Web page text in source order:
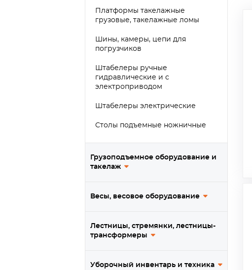
Платформы такелажные
грузовые, такелажные ломы
Шины, камеры, цепи для
погрузчиков
Штабелеры ручные
гидравлические и с
электроприводом
Штабелеры электрические
Столы подъемные ножничные
Грузоподъемное оборудование и
такелаж
Весы, весовое оборудование
Лестницы, стремянки, лестницы-
трансформеры
Уборочный инвентарь и техника